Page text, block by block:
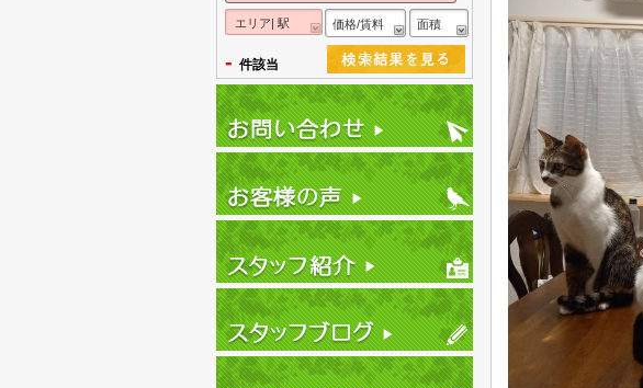
エリア| 駅 価格/賃料 面積
- 件該当